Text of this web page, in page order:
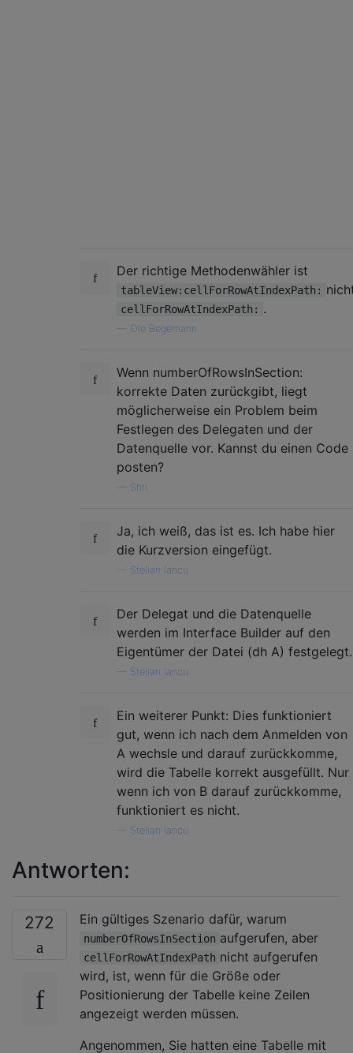
Der richtige Methodenwähler ist
tableView:cellForRowAtIndexPath:
cellForRowAtIndexPath: .
Ole Begemann
Wenn numberOfRowsInSection:
korrekte Daten zurückgibt, liegt
möglicherweise ein Problem beim
Festlegen des Delegaten und der
Datenquelle vor. Kannst du einen Code
posten?
Shri
Ja, ich weiß, das ist es. Ich habe hier
die Kurzversion eingefügt.
Stelian Iancu
Der Delegat und die Datenquelle
werden im Interface Builder auf den
Eigentümer der Datei (dh A) festgelegt.
Stelian Iancu
Ein weiterer Punkt: Dies funktioniert
gut, wenn ich nach dem Anmelden von
A wechsle und darauf zurückkomme,
wird die Tabelle korrekt ausgefüllt. Nur
wenn ich von B darauf zurückkomme,
funktioniert es nicht.
Stelian Iancu
Antworten:
272 Ein gültiges Szenario dafür, warum
numberOfRowsInSection aufgerufen, aber
cellForRowAtIndexPath nicht aufgerufen
wird, ist, wenn für die Größe oder
Positionierung der Tabelle keine Zeilen
angezeigt werden müssen.
Angenommen, Sie hatten eine Tabelle mit